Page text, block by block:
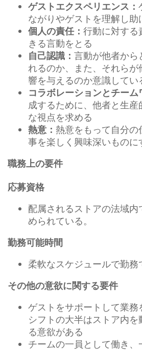
ゲストエクスペリエンス：
ながりやゲストを理解し助
個人の責任： 行動に対する
きる言動をとる
自己認識： 言動が他者から
れるのか、また、それら
響を与えるのか意識してい
コラボレーションとチーム
成するために、他者と生
な視点を求める
熱意： 熱意をもって自分
事を楽しく興味深いものに
職務上の要件
応募資格
配属されるストアの法域
められている。
勤務可能時間
柔軟なスケジュールで勤務
その他の意欲に関する要件
ゲストをサポートして業務
シフトの大半はストア内
る意欲がある
チームの一員として働き